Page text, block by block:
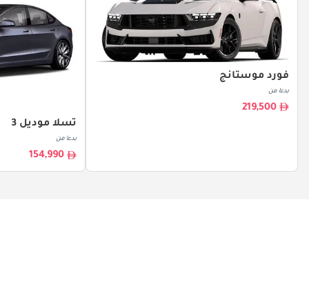
فورد موستانج
بدءا من
219,500
تسلا موديل 3
بدءا من
154,990